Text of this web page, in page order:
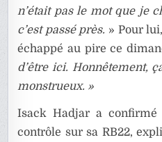
n’était pas le mot que je
c’est passé près. » Pour
échappé au pire ce
d’être ici. Honnêtement,
monstrueux. »
Isack Hadjar a confirmé
contrôle sur sa RB22,